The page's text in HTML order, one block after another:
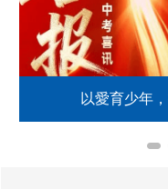
以愛育少年